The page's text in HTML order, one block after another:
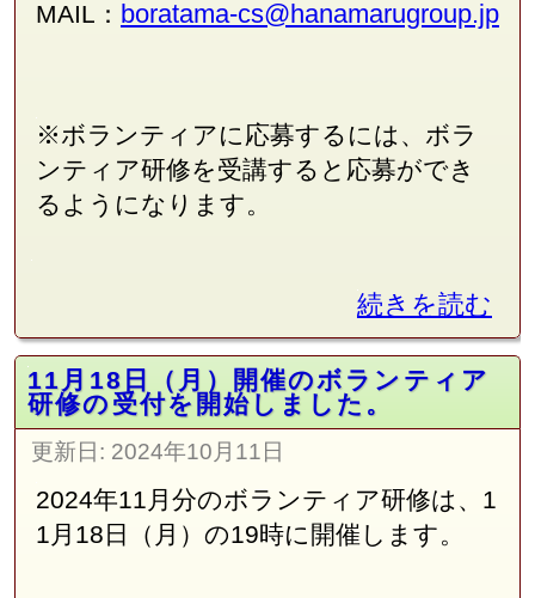
MAIL： boratama-cs@hanamarugroup.jp
※ボランティアに応募するには、ボラ
ンティア研修を受講すると応募ができ
るようになります。
続きを読む
11月18日（月）開催のボランティア
研修の受付を開始しました。
更新日: 2024年10月11日
2024年11月分のボランティア研修は、1
1月18日（月）の19時に開催します。